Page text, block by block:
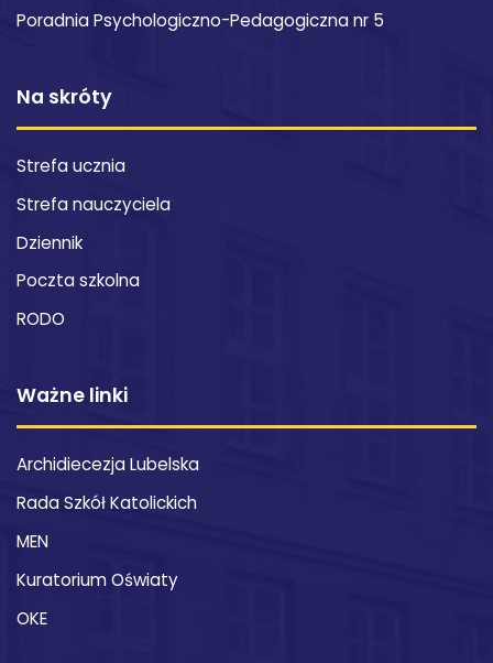
Poradnia Psychologiczno-Pedagogiczna nr 5
Na skróty
Strefa ucznia
Strefa nauczyciela
Dziennik
Poczta szkolna
RODO
Ważne linki
Archidiecezja Lubelska
Rada Szkół Katolickich
MEN
Kuratorium Oświaty
OKE